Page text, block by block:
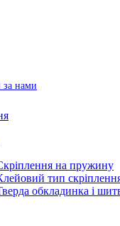
за нами
на пружину
тип
обкладинка і